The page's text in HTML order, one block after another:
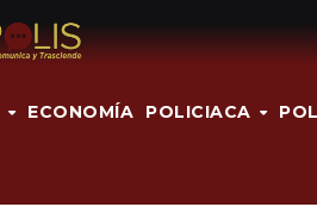
ECONOMÍA POLICIACA